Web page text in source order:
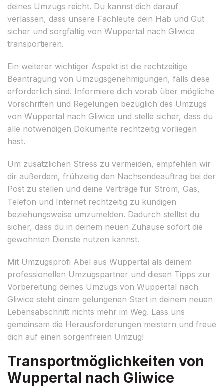
deines Umzugs reicht. Du kannst dich darauf
verlassen, dass unsere Fachleute dein Hab und Gut
sicher und sorgfältig von Wuppertal nach Gliwice
transportieren.
Ein weiterer wichtiger Aspekt ist die rechtzeitige
Beantragung von Umzugsgenehmigungen, falls diese
erforderlich sind. Informiere dich vorab über mögliche
Vorschriften und Regelungen bezüglich des Umzugs
von Wuppertal nach Gliwice und stelle sicher, dass du
alle notwendigen Dokumente rechtzeitig vorliegen
hast.
Um zusätzlichen Stress zu vermeiden, empfehlen wir
dir außerdem, frühzeitig den Nachsendeauftrag bei der
Post zu stellen und deine Verträge für Strom, Gas,
Telefon und Internet rechtzeitig zu kündigen
beziehungsweise umzumelden. Dadurch stelltst du
sicher, dass du in deinem neuen Zuhause sofort die
gewohnten Dienste nutzen kannst.
Mit Umzugsprofi Abel aus Wuppertal als deinem
professionellen Umzugspartner und diesen Tipps zur
Vorbereitung deines Umzugs von Wuppertal nach
Gliwice steht einem gelungenen Start in deinem neuen
Lebensabschnitt nichts mehr im Weg. Lass uns
gemeinsam die Herausforderungen meistern und freue
dich auf einen sorgenfreien Umzug!
Transportmöglichkeiten von
Wuppertal nach Gliwice